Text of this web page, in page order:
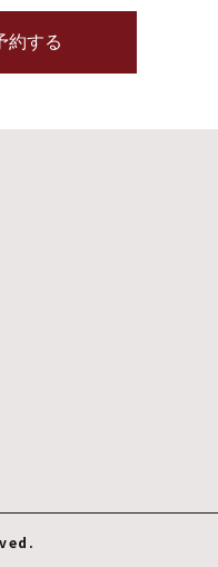
約する